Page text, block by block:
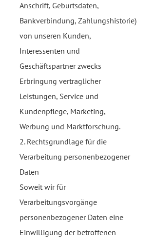
Anschrift, Geburtsdaten,
Bankverbindung, Zahlungshistorie)
von unseren Kunden,
Interessenten und
Geschäftspartner zwecks
Erbringung vertraglicher
Leistungen, Service und
Kundenpflege, Marketing,
Werbung und Marktforschung.
2. Rechtsgrundlage für die
Verarbeitung personenbezogener
Daten
Soweit wir für
Verarbeitungsvorgänge
personenbezogener Daten eine
Einwilligung der betroffenen